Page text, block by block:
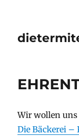
Wir wollen uns
Die Bäckerei